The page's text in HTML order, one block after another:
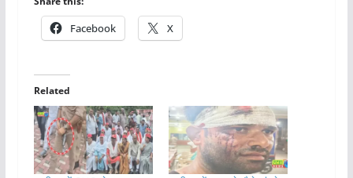
Facebook X
Related